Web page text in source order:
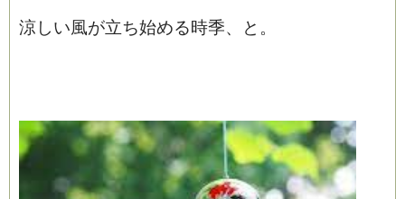
涼しい風が立ち始める時季、と。